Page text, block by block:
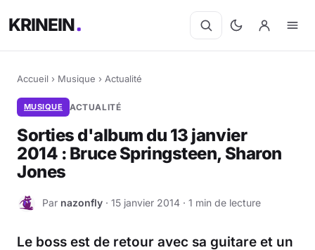
KRINEIN
Accueil › Musique › Actualité
MUSIQUE ACTUALITÉ
Sorties d'album du 13 janvier
2014 : Bruce Springsteen, Sharon
Jones
N Par nazonfly · 15 janvier 2014 · 1 min de lecture
Le boss est de retour avec sa guitare et un